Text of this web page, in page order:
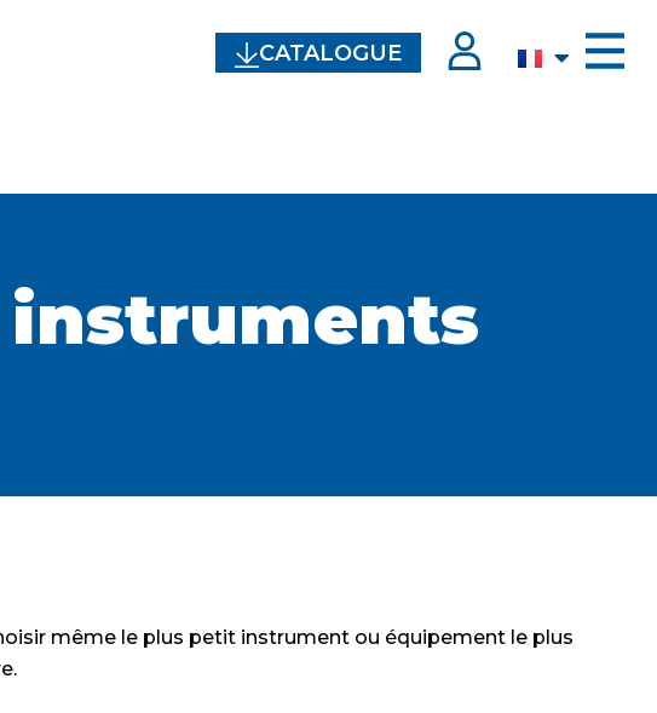
CATALOGUE
même le plus petit instrument ou équipement le plus